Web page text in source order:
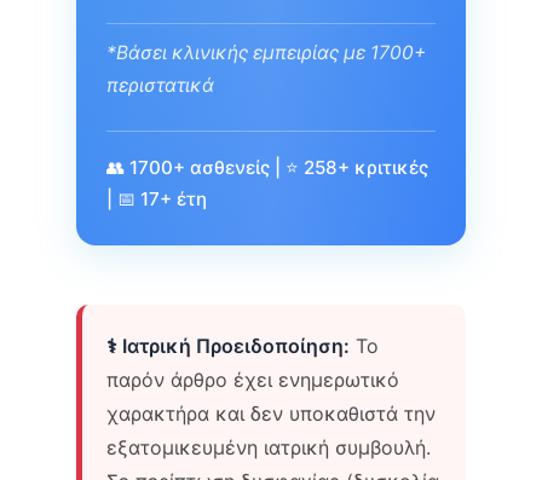
*Βάσει κλινικής εμπειρίας με 1700+
περιστατικά
👥 1700+ ασθενείς | ⭐ 258+ κριτικές
| 📅 17+ έτη
⚕️ Ιατρική Προειδοποίηση: Το
παρόν άρθρο έχει ενημερωτικό
χαρακτήρα και δεν υποκαθιστά την
εξατομικευμένη ιατρική συμβουλή.